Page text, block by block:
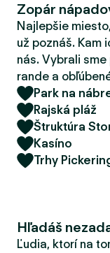
Zopár
Najlepšie
už poznáš. Kam
nás. Vybrali
rande a
Park na
Rajská pláž
Štruktúra
Kasíno
Trhy
Hľadáš
Ľudia, ktorí na